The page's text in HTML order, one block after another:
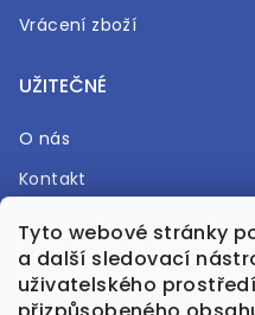
Tyto webové stránky
a další sledovací
uživatelského
Vrácení zboží
UŽITEČNÉ
O nás
Kontakt
Časté otázky
Prodejna